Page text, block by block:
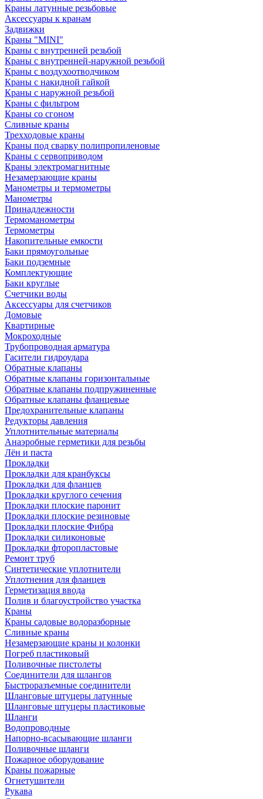
Краны латунные резьбовые
Аксессуары к кранам
Задвижки
Краны "MINI"
Краны с внутренней резьбой
Краны с внутренней-наружной резьбой
Краны с воздухоотводчиком
Краны с накидной гайкой
Краны с наружной резьбой
Краны с фильтром
Краны со сгоном
Сливные краны
Трехходовые краны
Краны под сварку полипропиленовые
Краны с сервоприводом
Краны электромагнитные
Незамерзающие краны
Манометры и термометры
Манометры
Принадлежности
Термоманометры
Термометры
Накопительные емкости
Баки прямоугольные
Баки подземные
Комплектующие
Баки круглые
Счетчики воды
Аксессуары для счетчиков
Домовые
Квартирные
Мокроходные
Трубопроводная арматура
Гасители гидроудара
Обратные клапаны
Обратные клапаны горизонтальные
Обратные клапаны подпружиненные
Обратные клапаны фланцевые
Предохранительные клапаны
Редукторы давления
Уплотнительные материалы
Анаэробные герметики для резьбы
Лён и паста
Прокладки
Прокладки для кранбуксы
Прокладки для фланцев
Прокладки круглого сечения
Прокладки плоские паронит
Прокладки плоские резиновые
Прокладки плоские Фибра
Прокладки силиконовые
Прокладки фторопластовые
Ремонт труб
Синтетические уплотнители
Уплотнения для фланцев
Герметизация ввода
Полив и благоустройство участка
Краны
Краны садовые водоразборные
Сливные краны
Незамерзающие краны и колонки
Погреб пластиковый
Поливочные пистолеты
Соединители для шлангов
Быстроразъемные соединители
Шланговые штуцеры латунные
Шланговые штуцеры пластиковые
Шланги
Водопроводные
Напорно-всасывающие шланги
Поливочные шланги
Пожарное оборудование
Краны пожарные
Огнетушители
Рукава